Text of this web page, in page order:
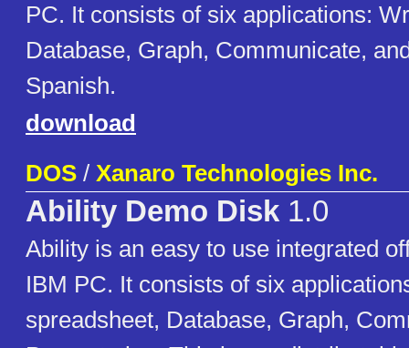
PC. It consists of six applications:
Database, Graph, Communicate,
Spanish.
download
DOS / Xanaro Technologies Inc.
Ability Demo Disk 1.0
Ability is an easy to use integrated
IBM PC. It consists of six
spreadsheet, Database, Graph,